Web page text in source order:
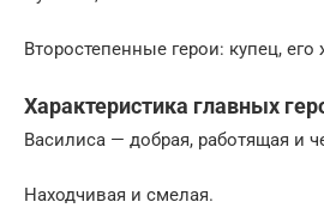
Второстепенные герои: купец, его
Характеристика главных
Василиса — добрая, работящая и
Находчивая и смелая.